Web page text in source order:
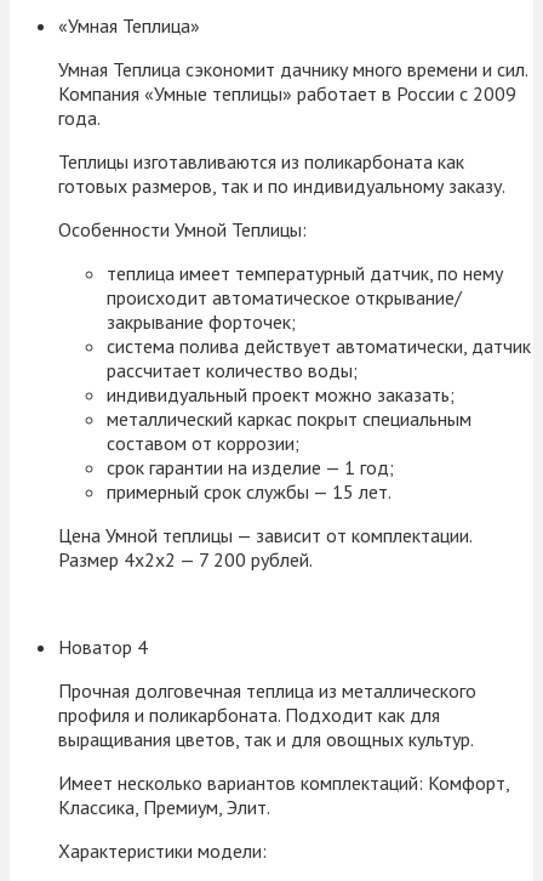
«Умная Теплица»
Умная Теплица сэкономит дачнику много времени и сил.
Компания «Умные теплицы» работает в России с 2009
года.
Теплицы изготавливаются из поликарбоната как
готовых размеров, так и по индивидуальному заказу.
Особенности Умной Теплицы:
теплица имеет температурный датчик, по нему
происходит автоматическое открывание/
закрывание форточек;
система полива действует автоматически, датчик
рассчитает количество воды;
индивидуальный проект можно заказать;
металлический каркас покрыт специальным
составом от коррозии;
срок гарантии на изделие — 1 год;
примерный срок службы — 15 лет.
Цена Умной теплицы — зависит от комплектации.
Размер 4х2х2 — 7 200 рублей.
Новатор 4
Прочная долговечная теплица из металлического
профиля и поликарбоната. Подходит как для
выращивания цветов, так и для овощных культур.
Имеет несколько вариантов комплектаций: Комфорт,
Классика, Премиум, Элит.
Характеристики модели: